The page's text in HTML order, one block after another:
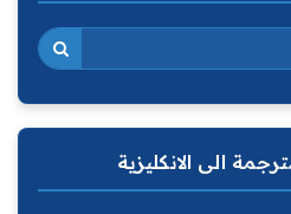
الى الانكليزية